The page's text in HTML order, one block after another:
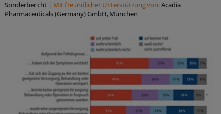
Sonderbericht | Mit freundlicher Unterstützung von:Acadia
Pharmaceuticals (Germany) GmbH, München